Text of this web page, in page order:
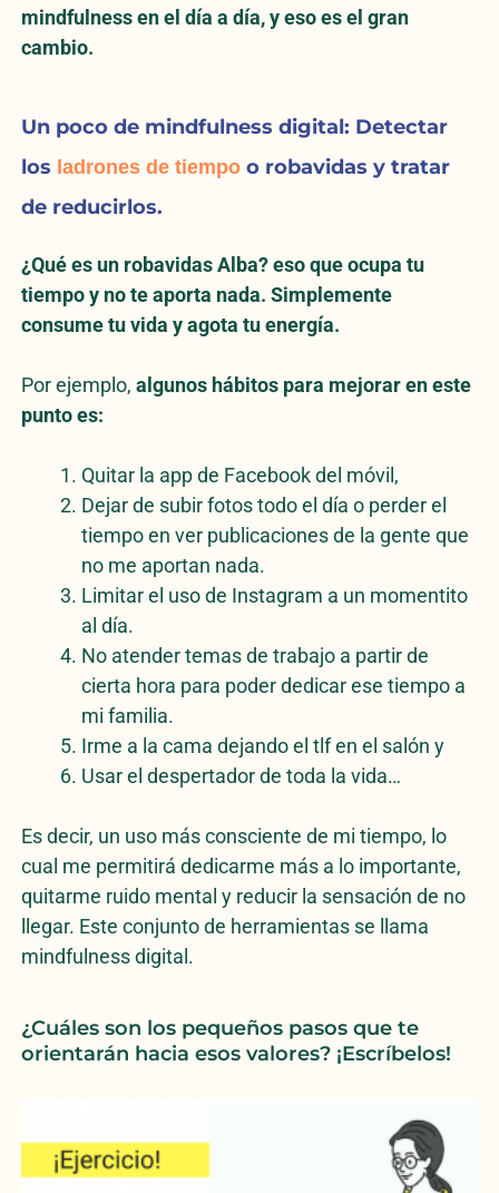
mindfulness en el día a día, y eso es el gran
cambio.
Un poco de mindfulness digital: Detectar
los ladrones de tiempoo robavidas y tratar
de reducirlos.
¿Qué es un robavidas Alba? eso que ocupa tu
tiempo y no te aporta nada. Simplemente
consume tu vida y agota tu energía.
Por ejemplo, algunos hábitos para mejorar en este
punto es:
Quitar la app de Facebook del móvil,
Dejar de subir fotos todo el día o perder el
tiempo en ver publicaciones de la gente que
no me aportan nada.
Limitar el uso de Instagram a un momentito
al día.
No atender temas de trabajo a partir de
cierta hora para poder dedicar ese tiempo a
mi familia.
Irme a la cama dejando el tlf en el salón y
Usar el despertador de toda la vida…
Es decir, un uso más consciente de mi tiempo, lo
cual me permitirá dedicarme más a lo importante,
quitarme ruido mental y reducir la sensación de no
llegar. Este conjunto de herramientas se llama
mindfulness digital.
¿Cuáles son los pequeños pasos que te
orientarán hacia esos valores? ¡Escríbelos!